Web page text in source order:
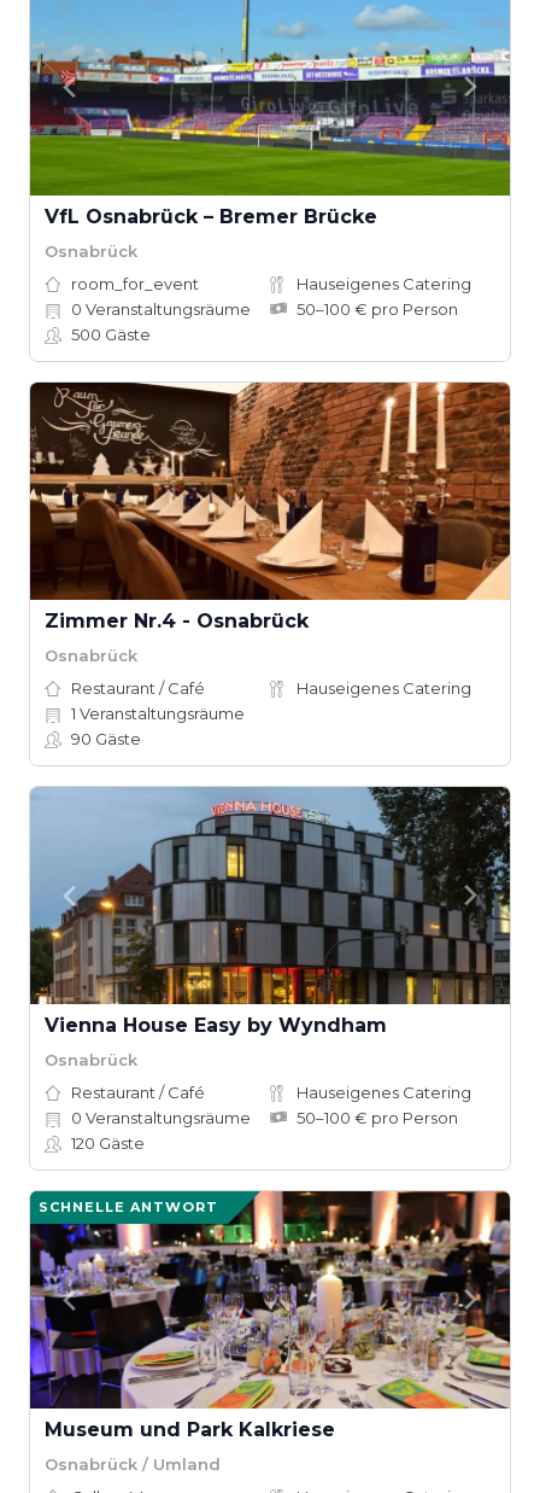
VfL Osnabrück – Bremer Brücke
Osnabrück
room_for_event
Hauseigenes Catering
0 Veranstaltungsräume
50–100 € pro Person
500 Gäste
Zimmer Nr.4 - Osnabrück
Osnabrück
Restaurant / Café
Hauseigenes Catering
1 Veranstaltungsräume
90 Gäste
Vienna House Easy by Wyndham
Osnabrück
Restaurant / Café
Hauseigenes Catering
0 Veranstaltungsräume
50–100 € pro Person
120 Gäste
SCHNELLE ANTWORT
Museum und Park Kalkriese
Osnabrück / Umland